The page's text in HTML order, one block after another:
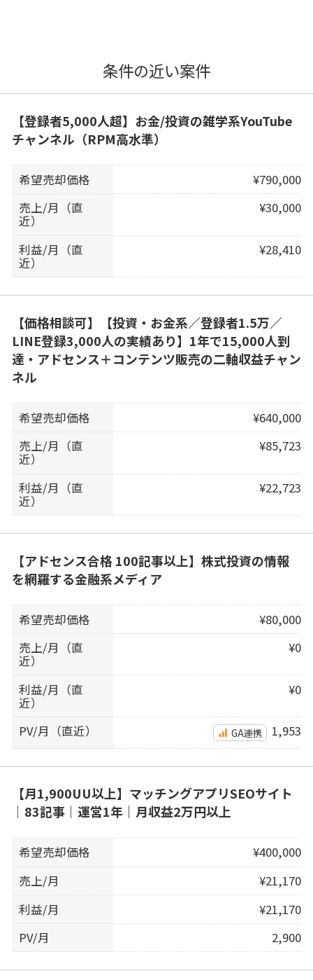
条件の近い案件
【登録者5,000人超】お金/投資の雑学系YouTube
チャンネル（RPM高水準）
希望売却価格
¥790,000
売上/月（直
近）
¥30,000
利益/月（直
近）
¥28,410
【価格相談可】【投資・お金系／登録者1.5万／
LINE登録3,000人の実績あり】1年で15,000人到
達・アドセンス＋コンテンツ販売の二軸収益チャン
ネル
希望売却価格
¥640,000
売上/月（直
近）
¥85,723
利益/月（直
近）
¥22,723
【アドセンス合格 100記事以上】株式投資の情報
を網羅する金融系メディア
希望売却価格
¥80,000
売上/月（直
近）
¥0
利益/月（直
近）
¥0
PV/月（直近） GA連携 1,953
【月1,900UU以上】マッチングアプリSEOサイト
｜83記事｜運営1年｜月収益2万円以上
希望売却価格
¥400,000
売上/月
¥21,170
利益/月
¥21,170
PV/月
2,900